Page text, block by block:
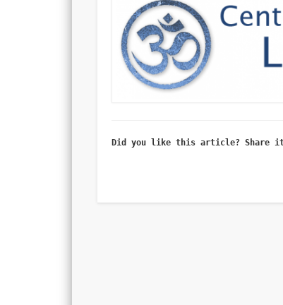
Did you like this article? Share